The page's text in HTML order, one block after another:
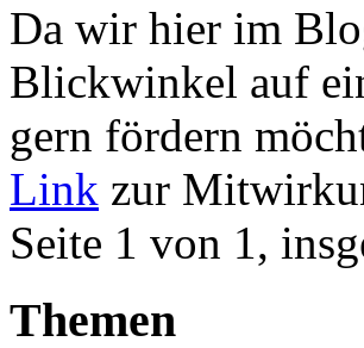
Da wir hier im
Blickwinkel auf
gern fördern
Link zur
Seite 1 von 1,
Themen